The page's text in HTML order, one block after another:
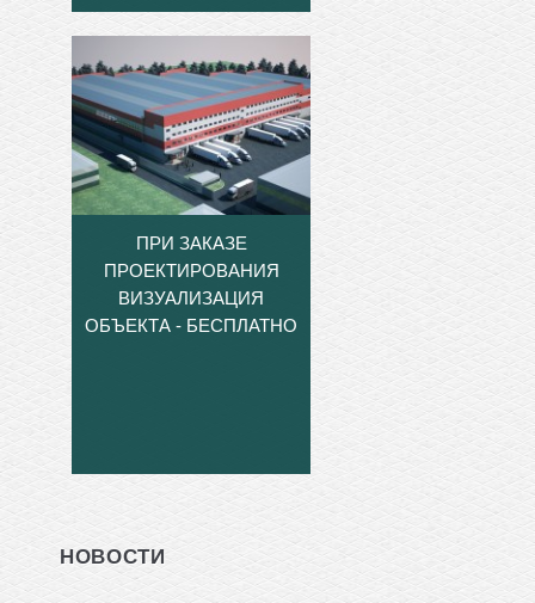
ПРИ ЗАКАЗЕ
ПРОЕКТИРОВАНИЯ
ВИЗУАЛИЗАЦИЯ
ОБЪЕКТА - БЕСПЛАТНО
НОВОСТИ